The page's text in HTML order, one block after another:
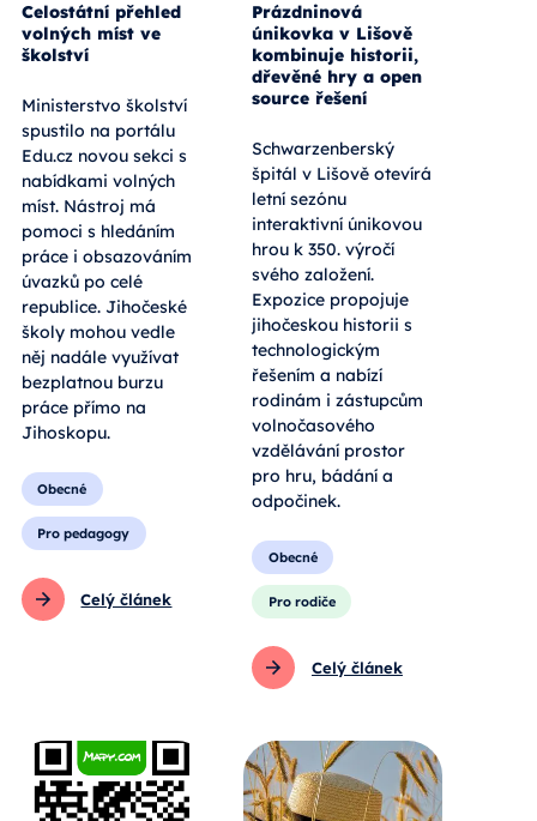
Celostátní přehled
volných míst ve
školství
Ministerstvo školství
spustilo na portálu
Edu.cz novou sekci s
nabídkami volných
míst. Nástroj má
pomoci s hledáním
práce i obsazováním
úvazků po celé
republice. Jihočeské
školy mohou vedle
něj nadále využívat
bezplatnou burzu
práce přímo na
Jihoskopu.
Obecné
Pro pedagogy
Celý článek
Prázdninová
únikovka v Lišově
kombinuje historii,
dřevěné hry a open
source řešení
Schwarzenberský
špitál v Lišově otevírá
letní sezónu
interaktivní únikovou
hrou k 350. výročí
svého založení.
Expozice propojuje
jihočeskou historii s
technologickým
řešením a nabízí
rodinám i zástupcům
volnočasového
vzdělávání prostor
pro hru, bádání a
odpočinek.
Obecné
Pro rodiče
Celý článek